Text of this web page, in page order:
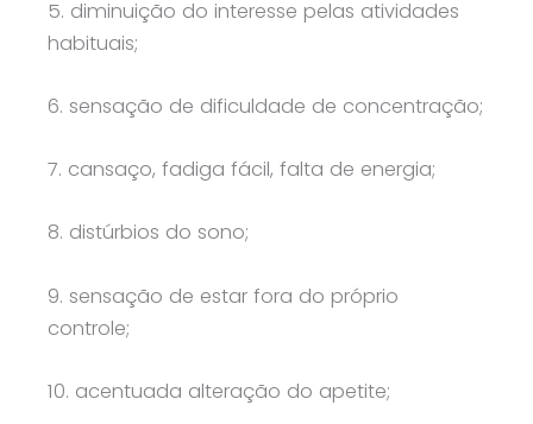
5. diminuição do interesse pelas atividades
habituais;
6. sensação de dificuldade de concentração;
7. cansaço, fadiga fácil, falta de energia;
8. distúrbios do sono;
9. sensação de estar fora do próprio
controle;
10. acentuada alteração do apetite;